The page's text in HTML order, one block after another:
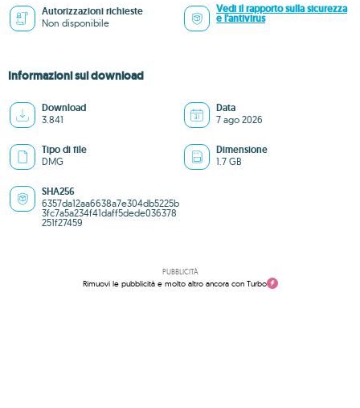
Autorizzazioni richieste
Non disponibile
Vedi il rapporto sulla sicurezza
e l'antivirus
Informazioni sul download
Download
3.841
Data
7 ago 2026
Tipo di file
DMG
Dimensione
1.7 GB
SHA256
6357da12aa6638a7e304db5225b
3fc7a5a234f41daff5dede036378
251f27459
PUBBLICITÀ
Rimuovi le pubblicità e molto altro ancora con Turbo